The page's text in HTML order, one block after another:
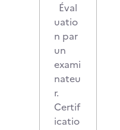
Éval
uatio
n par
un
exami
nateu
r.
Certif
icatio